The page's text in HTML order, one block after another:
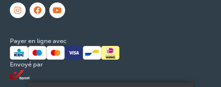
Payer en ligne avec
Envoyé par